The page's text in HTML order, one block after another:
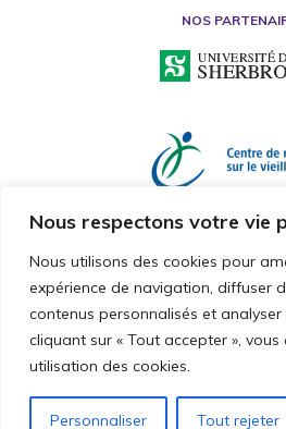
Nous respectons votre vie
Nous utilisons des cookies pour
expérience de navigation, diffuser
contenus personnalisés et
cliquant sur « Tout accepter »,
utilisation des cookies.
Personnaliser Tout rejeter
NOS
2026 © CHAIRE DE RECHERCHE SUR LA